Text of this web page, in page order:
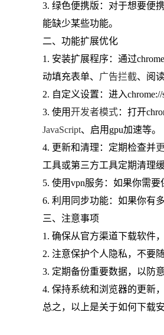
3. 绿色便携版：对于想要便
能缺少某些功能。
二、功能扩展优化
1. 安装扩展程序：通过
动填充表单、 广告拦截、阅
2. 自定义设置：进入
3. 使用开发者模式：打开
JavaScript、启用gpu加速等。
4. 更新和清理：定期检查并
工具或第三方工具定期清理缓
5. 使用vpn服务：如果你需
6. 利用同步功能：如果你有
三、注意事项
1. 确保从官方渠道下载软件
2. 注意保护个人隐私，不要
3. 定期备份重要数据，以防
4. 保持系统和浏览器的更新
总之，以上是关于如何下载